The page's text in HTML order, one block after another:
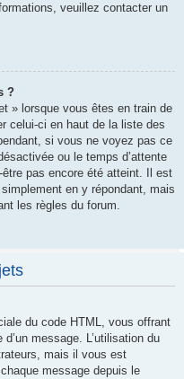
veuillez contacter un
?
» lorsque vous êtes en train de
celui-ci en haut de la liste des
si vous ne voyez pas ce
ou le temps d’attente
être pas encore été atteint. Il est
en y répondant, mais
les règles du forum.
du code HTML, vous offrant
message. L’utilisation du
mais il vous est
message depuis le